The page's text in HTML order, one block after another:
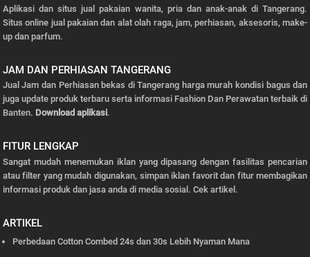
Aplikasi dan situs jual pakaian wanita, pria dan anak-anak di Tangerang.
Situs online jual pakaian dan alat olah raga, jam, perhiasan, aksesoris, make-
up dan parfum.
JAM DAN PERHIASAN TANGERANG
Jual Jam dan Perhiasan bekas di Tangerang harga murah kondisi bagus dan
juga update produk terbaru serta informasi Fashion Dan Perawatan terbaik di
Banten. Download aplikasi.
FITUR LENGKAP
Sangat mudah menemukan iklan yang dipasang dengan fasilitas pencarian
atau filter yang mudah digunakan, simpan iklan favorit dan fitur membagikan
informasi produk dan jasa anda di media sosial. Cek artikel.
ARTIKEL
Perbedaan Cotton Combed 24s dan 30s Lebih Nyaman Mana